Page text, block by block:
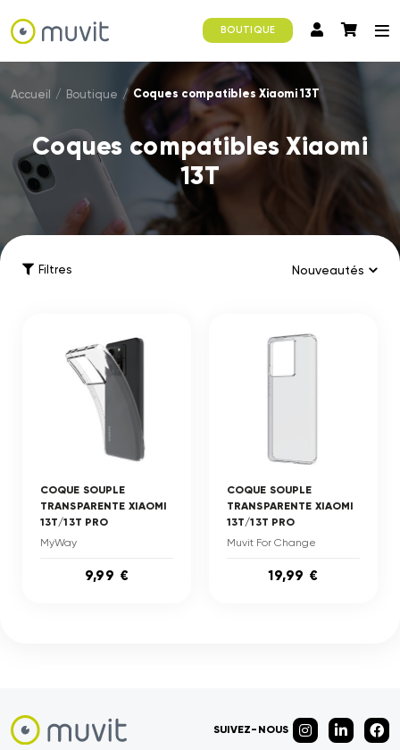
BOUTIQUE
Accueil / Boutique / Coques compatibles Xiaomi 13T
Coques compatibles Xiaomi
13T
Filtres
COQUE SOUPLE
TRANSPARENTE XIAOMI
13T/13T PRO
MyWay
9,99 €
COQUE SOUPLE
TRANSPARENTE XIAOMI
13T/13T PRO
Muvit For Change
19,99 €
SUIVEZ-NOUS